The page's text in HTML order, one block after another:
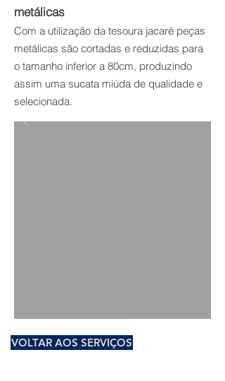
metálicas
Com a utilização da tesoura jacaré peças
metálicas são cortadas e reduzidas para
o tamanho inferior a 80cm, produzindo
assim uma sucata miúda de qualidade e
selecionada.
VOLTAR AOS SERVIÇOS